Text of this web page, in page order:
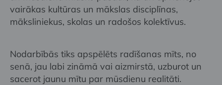
vairākas kultūras un mākslas disciplīnas,
māksliniekus, skolas un radošos kolektīvus.
Nodarbībās tiks apspēlēts radīšanas mīts, no
senā, jau labi zināmā vai aizmirstā, uzburot un
sacerot jaunu mītu par mūsdienu realitāti.